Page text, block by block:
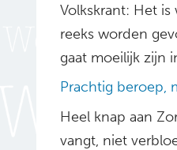
Volkskrant: Het
reeks worden
gaat moeilijk zijn
Prachtig beroep,
Heel knap aan
vangt, niet